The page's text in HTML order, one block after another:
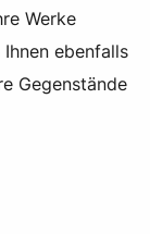
Werke
ebenfalls
Gegenstände